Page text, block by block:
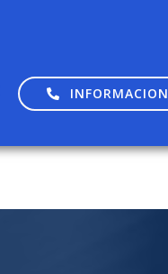
INFORMACION